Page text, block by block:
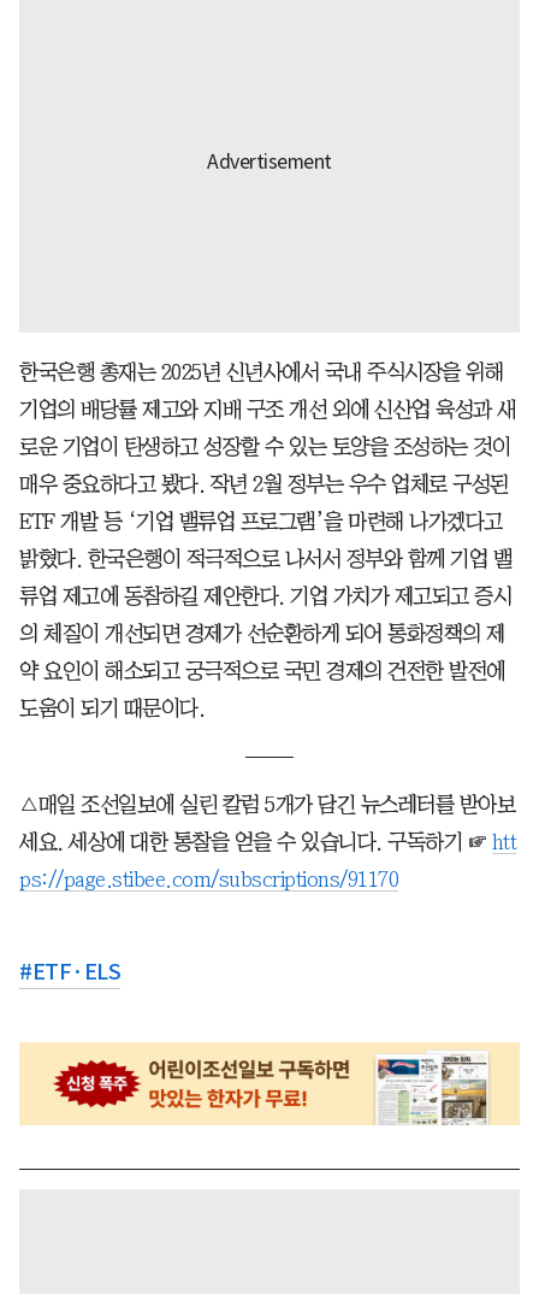
한국은행 총재는 2025년 신년사에서 국내 주식시장을 위해
기업의 배당률 제고와 지배 구조 개선 외에 신산업 육성과 새
로운 기업이 탄생하고 성장할 수 있는 토양을 조성하는 것이
매우 중요하다고 봤다. 작년 2월 정부는 우수 업체로 구성된
ETF 개발 등 ‘기업 밸류업 프로그램’을 마련해 나가겠다고
밝혔다. 한국은행이 적극적으로 나서서 정부와 함께 기업 밸
류업 제고에 동참하길 제안한다. 기업 가치가 제고되고 증시
의 체질이 개선되면 경제가 선순환하게 되어 통화정책의 제
약 요인이 해소되고 궁극적으로 국민 경제의 건전한 발전에
도움이 되기 때문이다.
△매일 조선일보에 실린 칼럼 5개가 담긴 뉴스레터를 받아보
세요. 세상에 대한 통찰을 얻을 수 있습니다. 구독하기 ☞ htt
ps://page.stibee.com/subscriptions/91170
#ETF·ELS